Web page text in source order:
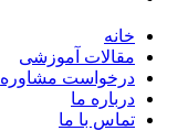
خانه
مقالات آموزشی
درخواست مشاوره
درباره ما
تماس با ما